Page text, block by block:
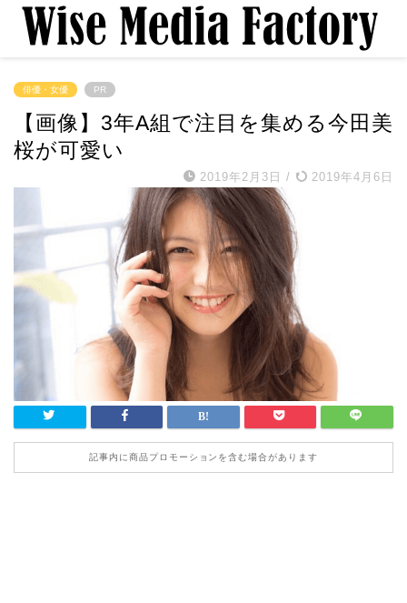
俳優・女優 PR
【画像】3年A組で注目を集める今田美
桜が可愛い
2019年2月3日 / 2019年4月6日
記事内に商品プロモーションを含む場合があります